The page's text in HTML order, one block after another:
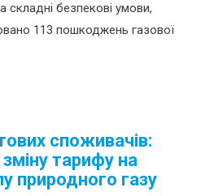
складні безпекові умови,
113 пошкоджень газової
споживачів:
тарифу на
природного газу